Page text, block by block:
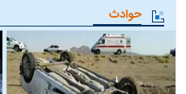
حوادث